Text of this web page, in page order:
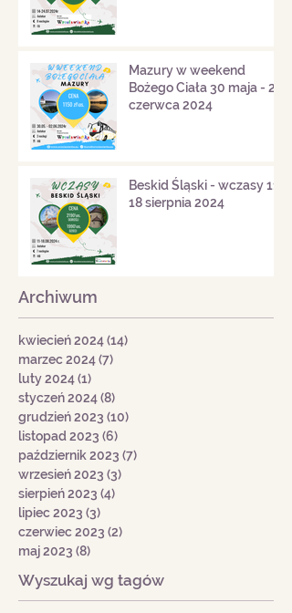
Mazury w weekend
Bożego Ciała 30 maja - 2
czerwca 2024
Beskid Śląski - wczasy 11-
18 sierpnia 2024
Archiwum
kwiecień 2024(14)
marzec 2024(7)
luty 2024(1)
styczeń 2024(8)
grudzień 2023 (10)
listopad 2023 (6)
październik 2023 (7)
wrzesień 2023 (3)
sierpień 2023 (4)
lipiec 2023 (3)
czerwiec 2023 (2)
maj 2023 (8)
Wyszukaj wg tagów